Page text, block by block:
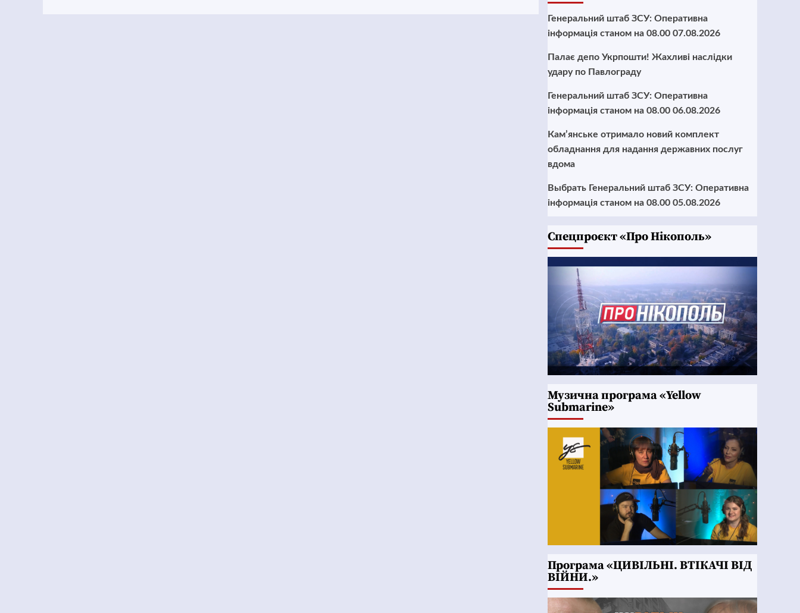
Генеральний штаб ЗСУ: Оперативна
інформація станом на 08.00 07.08.2026
Палає депо Укрпошти! Жахливі наслідки
удару по Павлограду
Генеральний штаб ЗСУ: Оперативна
інформація станом на 08.00 06.08.2026
Кам’янське отримало новий комплект
обладнання для надання державних послуг
вдома
Выбрать Генеральний штаб ЗСУ: Оперативна
інформація станом на 08.00 05.08.2026
Cпецпроєкт «Про Нікополь»
Музична програма «Yellow
Submarine»
Програма «ЦИВІЛЬНІ. ВТІКАЧІ ВІД
ВІЙНИ.»